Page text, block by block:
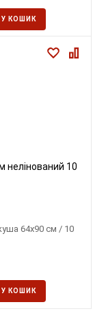
У КОШИК
нелінований 10
64х90 см / 10
У КОШИК